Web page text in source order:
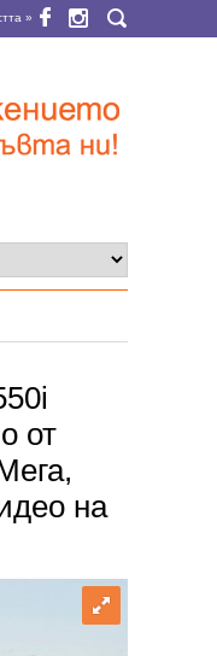
»
от
на